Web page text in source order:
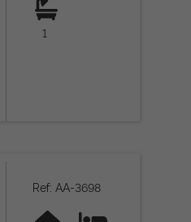
1
Ref: AA-3698